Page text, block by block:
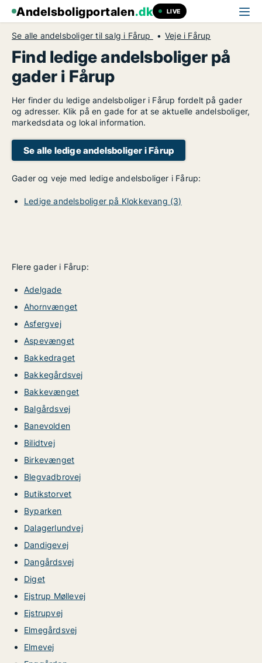
Andelsboligportalen.dk LIVE
Se alle andelsboliger til salg i Fårup Veje i Fårup
Find ledige andelsboliger på
gader i Fårup
Her finder du ledige andelsboliger i Fårup fordelt på gader
og adresser. Klik på en gade for at se aktuelle andelsboliger,
markedsdata og lokal information.
Se alle ledige andelsboliger i Fårup
Gader og veje med ledige andelsboliger i Fårup:
Ledige andelsboliger på Klokkevang (3)
Flere gader i Fårup:
Adelgade
Ahornvænget
Asfergvej
Aspevænget
Bakkedraget
Bakkegårdsvej
Bakkevænget
Balgårdsvej
Banevolden
Bilidtvej
Birkevænget
Blegvadbrovej
Butikstorvet
Byparken
Dalagerlundvej
Dandigevej
Dangårdsvej
Diget
Ejstrup Møllevej
Ejstrupvej
Elmegårdsvej
Elmevej